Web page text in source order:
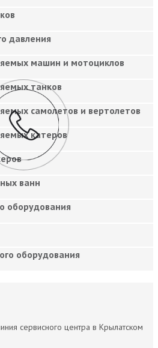
давления
машин и мотоциклов
танков
самолетов и вертолетов
катеров
ванн
оборудования
оборудования
сервисного центра в Крылатском